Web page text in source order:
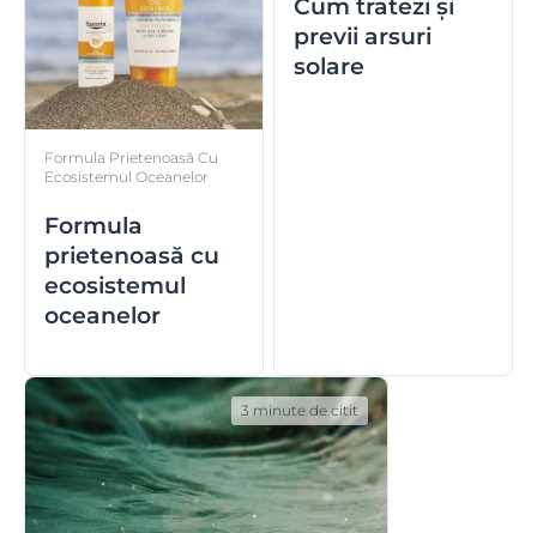
Formula Prietenoasă Cu
Ecosistemul Oceanelor
Formula
prietenoasă cu
ecosistemul
oceanelor
Cum tratezi și
previi arsuri
solare
3 minute de citit